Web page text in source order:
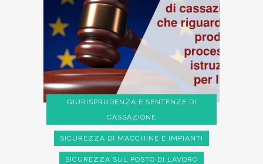
GIURISPRUDENZA E SENTENZE DI
CASSAZIONE
SICUREZZA DI MACCHINE E IMPIANTI
SICUREZZA SUL POSTO DI LAVORO